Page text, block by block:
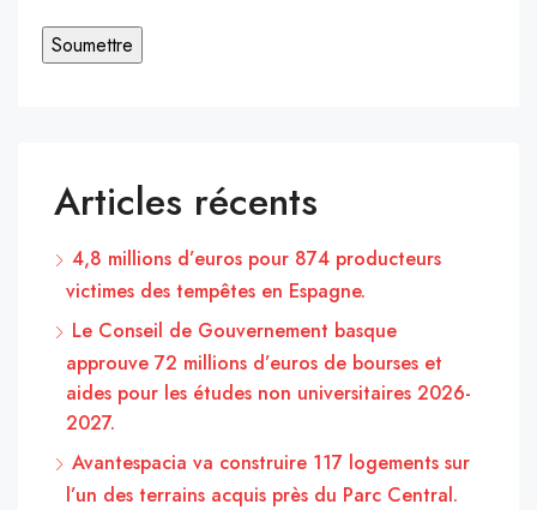
Articles récents
4,8 millions d’euros pour 874 producteurs
victimes des tempêtes en Espagne.
Le Conseil de Gouvernement basque
approuve 72 millions d’euros de bourses et
aides pour les études non universitaires 2026-
2027.
Avantespacia va construire 117 logements sur
l’un des terrains acquis près du Parc Central.